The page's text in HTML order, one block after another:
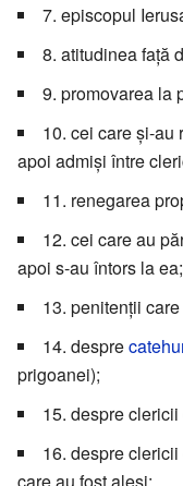
7. episcopul
8. atitudinea față
9. promovarea la
10. cei care și-au
apoi admiși între
11. renegarea
12. cei care au
apoi s-au întors la ea;
13. penitenții
14. despre
prigoanei);
15. despre
16. despre
care au fost aleși;